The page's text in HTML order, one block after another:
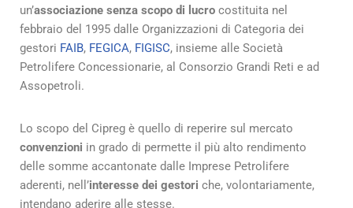
un’associazione senza scopo di lucro costituita nel
febbraio del 1995 dalle Organizzazioni di Categoria dei
gestori FAIB, FEGICA, FIGISC, insieme alle Società
Petrolifere Concessionarie, al Consorzio Grandi Reti e ad
Assopetroli.
Lo scopo del Cipreg è quello di reperire sul mercato
convenzioni in grado di permette il più alto rendimento
delle somme accantonate dalle Imprese Petrolifere
aderenti, nell’interesse dei gestori che, volontariamente,
intendano aderire alle stesse.